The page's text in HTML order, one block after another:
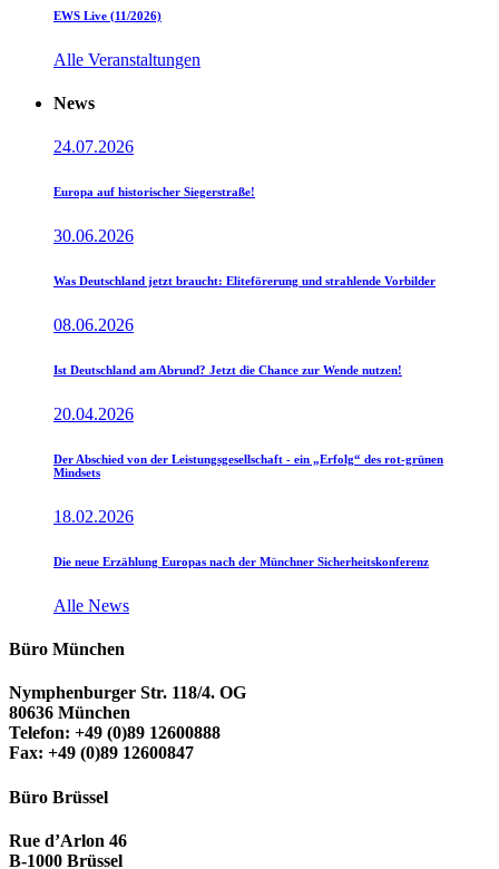
EWS Live (11/2026)
Alle Veranstaltungen
News
24.07.2026
Europa auf historischer Siegerstraße!
30.06.2026
Was Deutschland jetzt braucht: Eliteförerung und strahlende Vorbilder
08.06.2026
Ist Deutschland am Abrund? Jetzt die Chance zur Wende nutzen!
20.04.2026
Der Abschied von der Leistungsgesellschaft - ein „Erfolg“ des rot-grünen
Mindsets
18.02.2026
Die neue Erzählung Europas nach der Münchner Sicherheitskonferenz
Alle News
Büro München
Nymphenburger Str. 118/4. OG
80636 München
Telefon: +49 (0)89 12600888
Fax: +49 (0)89 12600847
Büro Brüssel
Rue d’Arlon 46
B-1000 Brüssel